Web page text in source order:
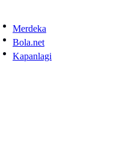
Merdeka
Bola.net
Kapanlagi